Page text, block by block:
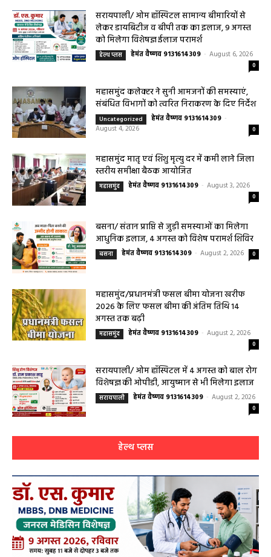
CG बागबाहरा हेमंत वैष्णव 9131614309 -
August 7, 2026
सरायपाली/ ओम हॉस्पिटल सामान्य बीमारियों से
लेकर डायबिटीज व बीपी तक का इलाज, 9 अगस्त
हेल्थ प्लस हेमंत वैष्णव 9131614309 August 6, 2026
0
महासमुंद कलेक्टर ने सुनी आमजनों की समस्याएं,
Uncategorized हेमंत वैष्णव 9131614309 -
August 4, 2026
महासमुंद मातृ एवं शिशु मृत्यु दर में कमी लाने जिला
महासमुंद हेमंत वैष्णव 9131614309 - August 3, 2026
0
बसना हेमंत वैष्णव 9131614309 - August 2, 2026
महासमुंद/प्रधानमंत्री फसल बीमा योजना खरीफ
महासमुंद हेमंत वैष्णव 9131614309 - August 2, 2026
0
सरायपाली/ ओम हॉस्पिटल में 4 अगस्त को बाल रोग
सरायपाली हेमंत वैष्णव 9131614309 - August 2, 2026
हेल्थ प्लस